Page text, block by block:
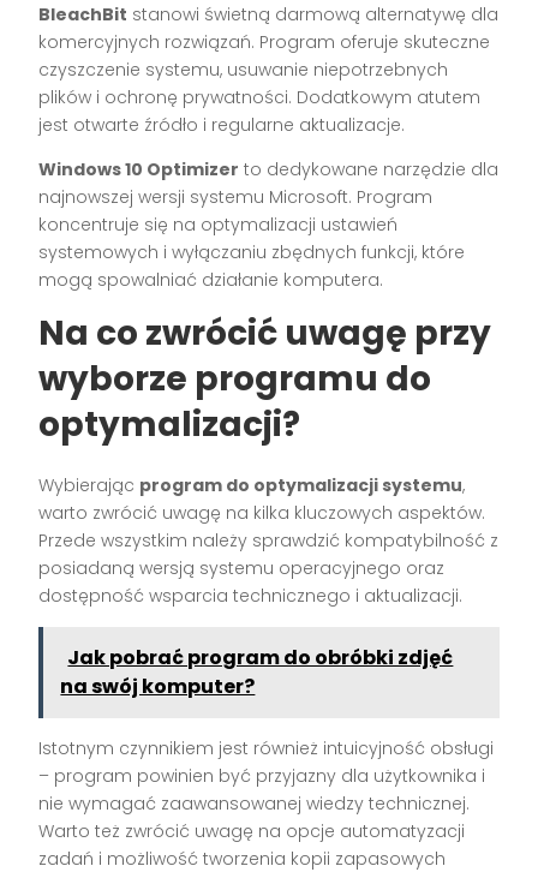
BleachBit stanowi świetną darmową alternatywę dla
komercyjnych rozwiązań. Program oferuje skuteczne
czyszczenie systemu, usuwanie niepotrzebnych
plików i ochronę prywatności. Dodatkowym atutem
jest otwarte źródło i regularne aktualizacje.
Windows 10 Optimizer to dedykowane narzędzie dla
najnowszej wersji systemu Microsoft. Program
koncentruje się na optymalizacji ustawień
systemowych i wyłączaniu zbędnych funkcji, które
mogą spowalniać działanie komputera.
Na co zwrócić uwagę przy
wyborze programu do
optymalizacji?
Wybierając program do optymalizacji systemu,
warto zwrócić uwagę na kilka kluczowych aspektów.
Przede wszystkim należy sprawdzić kompatybilność z
posiadaną wersją systemu operacyjnego oraz
dostępność wsparcia technicznego i aktualizacji.
Jak pobrać program do obróbki zdjęć
na swój komputer?
Istotnym czynnikiem jest również intuicyjność obsługi
– program powinien być przyjazny dla użytkownika i
nie wymagać zaawansowanej wiedzy technicznej.
Warto też zwrócić uwagę na opcje automatyzacji
zadań i możliwość tworzenia kopii zapasowych